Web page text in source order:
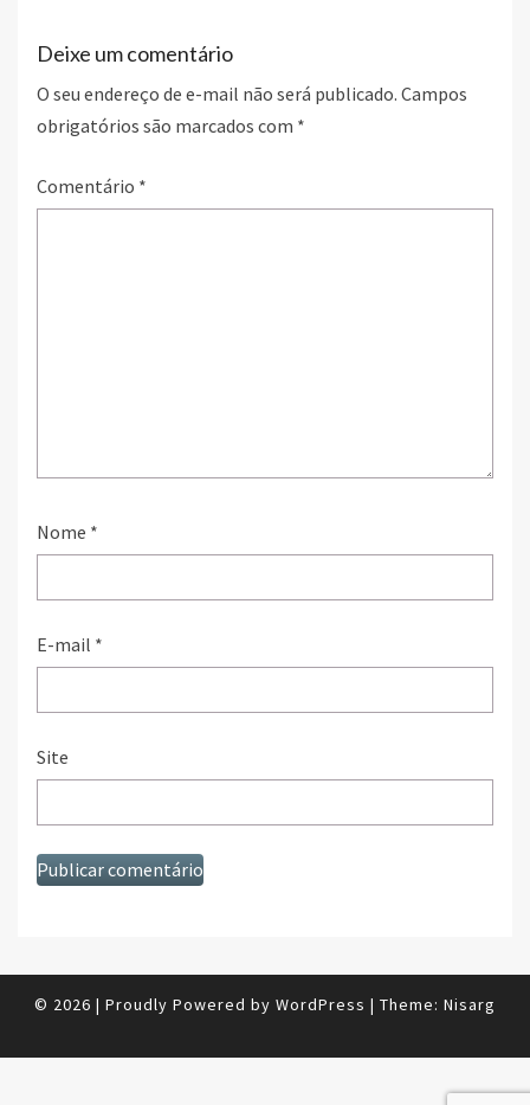
Deixe um comentário
O seu endereço de e-mail não será publicado. Campos
obrigatórios são marcados com *
Comentário *
Nome *
E-mail *
Site
© 2026 | Proudly Powered by WordPress | Theme: Nisarg